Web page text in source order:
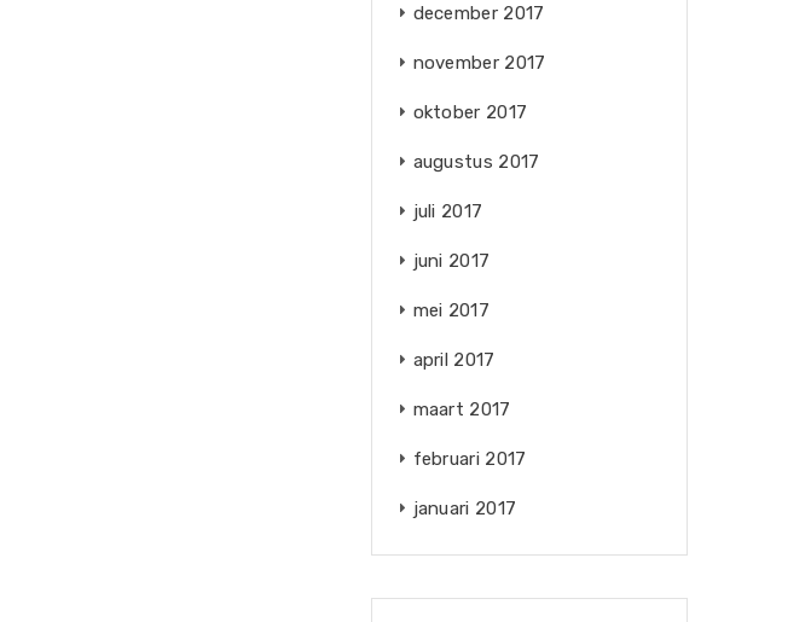
december 2017
november 2017
oktober 2017
augustus 2017
juli 2017
juni 2017
mei 2017
april 2017
maart 2017
februari 2017
januari 2017